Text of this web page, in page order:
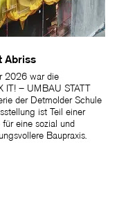
Abriss
2026 war die
IT! – UMBAU STATT
der Detmolder Schule
ist Teil einer
eine sozial und
Baupraxis.